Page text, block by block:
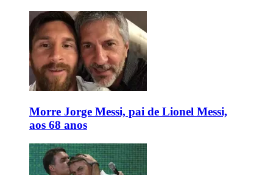
Morre Jorge Messi, pai de Lionel Messi,
aos 68 anos